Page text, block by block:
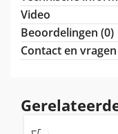
Video
Beoordelingen (0)
Contact en vragen